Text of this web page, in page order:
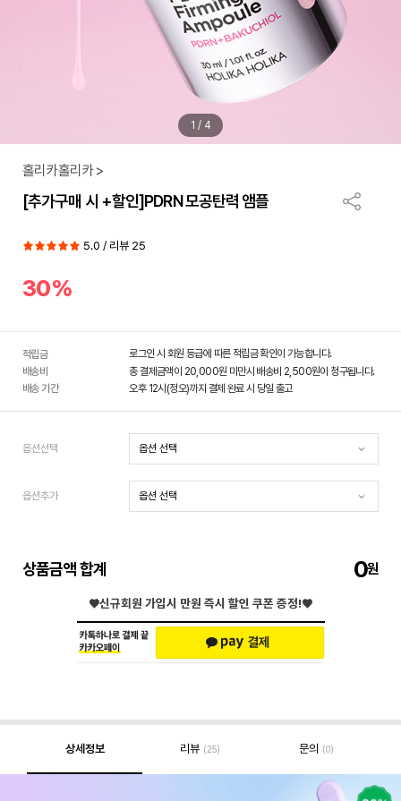
1 / 4
홀리카홀리카 >
[추가구매 시 +할인]PDRN 모공탄력 앰플
5.0 / 리뷰 25
30%
적립금
로그인 시 회원 등급에 따른 적립금 확인이 가능합니다.
배송비
총 결제금액이 20,000원 미만시 배송비 2,500원이 청구됩니다.
배송 기간
오후 12시(정오)까지 결제 완료 시 당일 출고
옵션선택
옵션추가
상품금액 합계 0
♥신규회원 가입시 만원 즉시 할인 쿠폰 증정!♥
상세정보 리뷰 (25) 문의 (0)